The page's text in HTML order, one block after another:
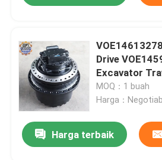
Drive
Excavator
MOQ：1 buah
Harga：
Harga terbaik